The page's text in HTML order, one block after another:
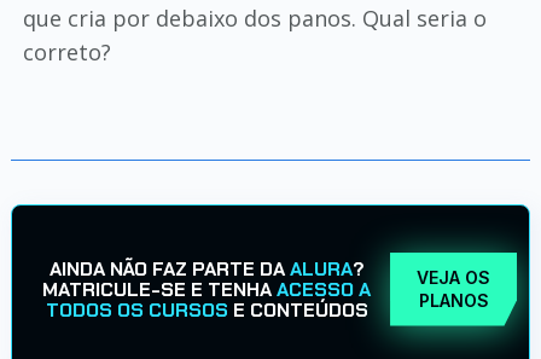
que cria por debaixo dos panos. Qual seria o
correto?
AINDA NÃO FAZ PARTE DAALURA?
MATRICULE-SE E TENHAACESSO A
TODOS OS CURSOS E CONTEÚDOS
VEJA OS
PLANOS